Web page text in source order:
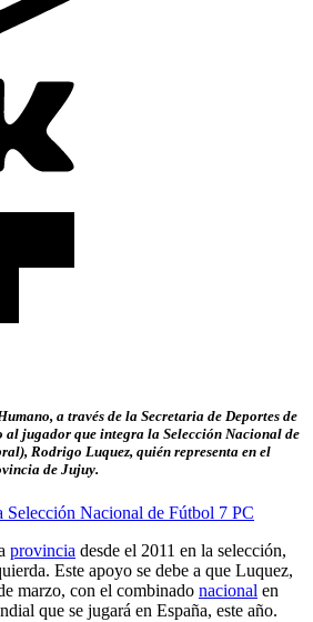
a través de la Secretaria de Deportes de
jugador que integra la Selección Nacional de
Rodrigo Luquez, quién representa en el
de Jujuy.
provincia desde el 2011 en la selección,
Este apoyo se debe a que Luquez,
marzo, con el combinado nacional en
que se jugará en España, este año.